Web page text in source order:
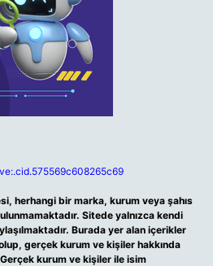
herhangi bir marka, kurum veya şahıs
Sitede yalnızca kendi
Burada yer alan içerikler
gerçek kurum ve kişiler hakkında
kurum ve kişiler ile isim